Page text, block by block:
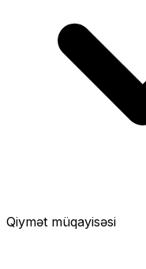
Qiymət müqayisəsi